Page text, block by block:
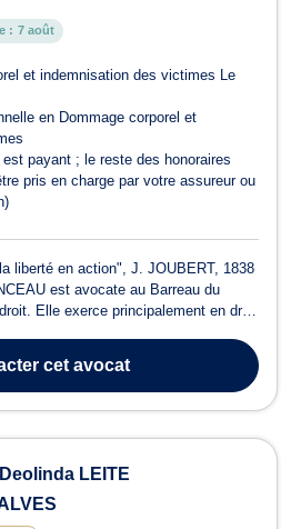
: 7 août
et indemnisation des victimes Le
en Dommage corporel et
est payant ; le reste des honoraires
pris en charge par votre assureur ou
liberté en action", J. JOUBERT, 1838
est avocate au Barreau du
Elle exerce principalement en droit
cet avocat
LEITE